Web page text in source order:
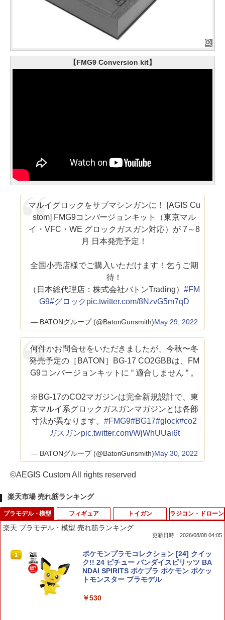
【FMG9 Conversion kit】
マルイグロックをサブマシンガンに！ [AGIS Cu
stom] FMG9コンバージョンキット（東京マル
イ・VFC・WE グロックガスガン対応）が 7～8
月 日本発売予定！
全国小売店様でご購入いただけます！乞うご期
待！
（日本総代理店：株式会社バトンTrading）#FM
G9#グロック pic.twitter.com/8NzvG5m7qD
— BATONグループ (@BatonGunsmith)May 29, 2022
何件かお問合せをいただきましたが、今秋〜冬
発売予定の［BATON］BG-17 CO2GBBは、FM
G9コンバージョンキットに “ 適合しません “ 。
※BG-17のCO2マガジンは完全新規設計で、東
京マルイ系グロックガスガンマガジンとは各部
寸法が異なります。#FMG9#BG17#glock#co2
ガスガンpic.twitter.com/WjWhUUai6t
— BATONグループ (@BatonGunsmith)May 30, 2022
©AEGIS Custom All rights reserved
楽天市場 売れ筋ランキング
プラモデル・模型
楽天 プラモデル・模型 売れ筋ランキング
更新日時：2026/08/08 04:05
1
ポケモンプラモコレクション [24] クイッ
ク!! 24 ピチュー バンダイスピリッツ BA
NDAI SPIRITS ポケプラ ポケモン ポケッ
トモンスター プラモデル
￥530
フィギュア トイガン ラジコン・ドローン